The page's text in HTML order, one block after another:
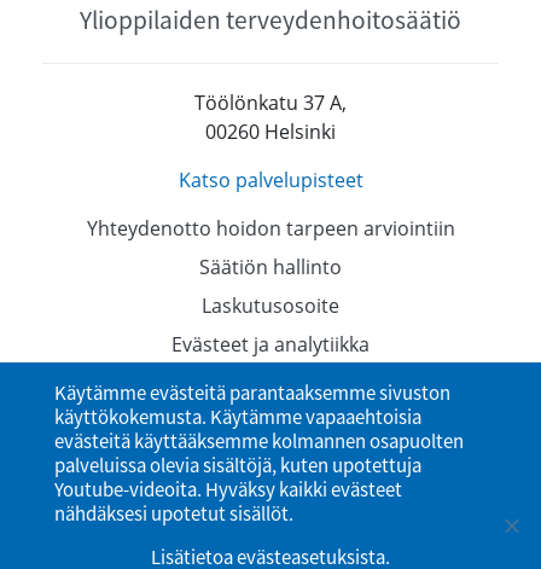
Ylioppilaiden terveydenhoitosäätiö
Töölönkatu 37 A,
00260 Helsinki
Katso palvelupisteet
Yhteydenotto hoidon tarpeen arviointiin
Säätiön hallinto
Laskutusosoite
Evästeet ja analytiikka
Tietosuojaselosteet
Saavutettavuusseloste
Käytämme evästeitä parantaaksemme sivuston
käyttökokemusta. Käytämme vapaaehtoisia
evästeitä käyttääksemme kolmannen osapuolten
palveluissa olevia sisältöjä, kuten upotettuja
Youtube-videoita. Hyväksy kaikki evästeet
nähdäksesi upotetut sisällöt.
Lisätietoa evästeasetuksista.